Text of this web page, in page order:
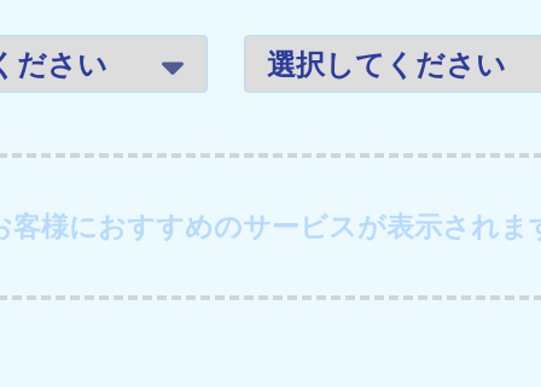
客様におすすめのサービスが表示されま